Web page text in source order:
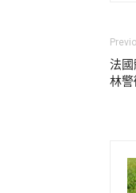
法
林警